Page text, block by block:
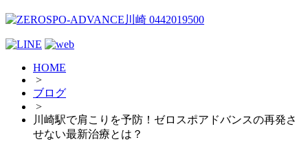
HOME
>
ブログ
>
川崎駅で肩こりを予防！ゼロスポアドバンスの再発さ
せない最新治療とは？